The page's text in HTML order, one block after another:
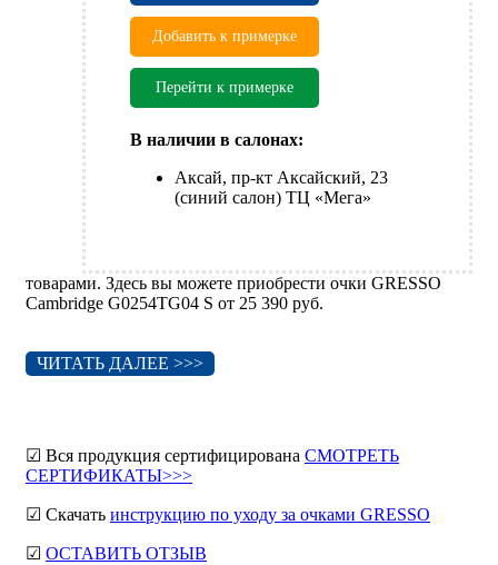
Добавить к примерке
Перейти к примерке
В наличии в салонах:
Аксай, пр-кт Аксайский, 23
(синий салон) ТЦ «Мега»
товарами. Здесь вы можете приобрести очки GRESSO
Cambridge G0254TG04 S от 25 390 руб.
ЧИТАТЬ ДАЛЕЕ >>>
☑ Вся продукция сертифицирована СМОТРЕТЬ
СЕРТИФИКАТЫ>>>
☑ Скачать инструкцию по уходу за очками GRESSO
☑ ОСТАВИТЬ ОТЗЫВ